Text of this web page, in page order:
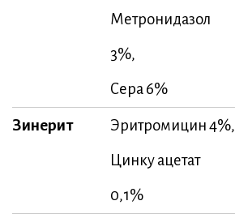
Метронидазол
3%,
Сера 6%
Зинерит Эритромицин 4%,
Цинку ацетат
0,1%